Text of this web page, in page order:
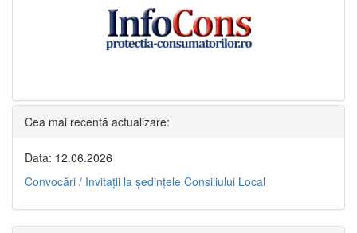
Cea mai recentă actualizare:
Data: 12.06.2026
Convocări / Invitaţii la şedinţele Consiliului Local